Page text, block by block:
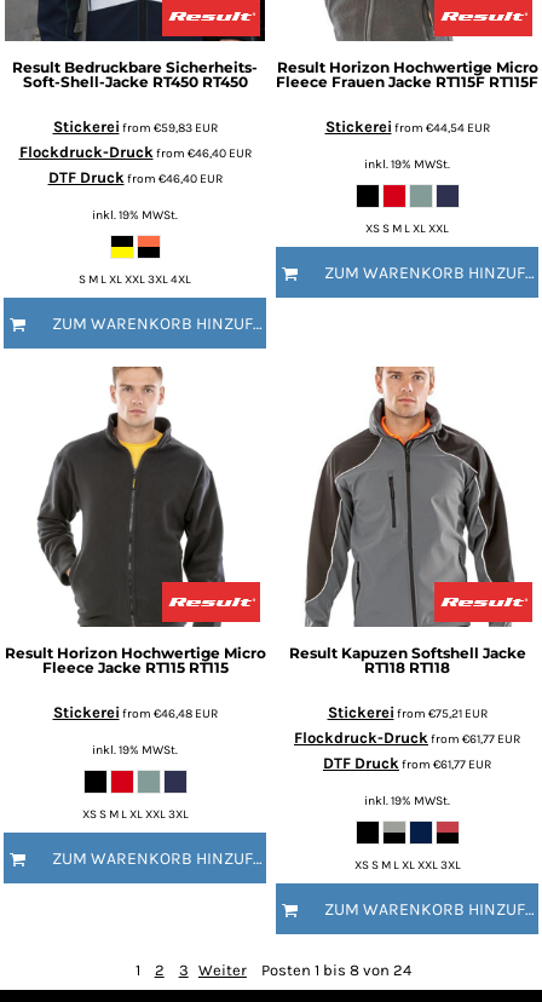
Result Bedruckbare Sicherheits-
Soft-Shell-Jacke RT450 RT450
Stickerei from €59,83 EUR
Flockdruck-Druckfrom €46,40 EUR
DTF Druckfrom €46,40 EUR
inkl. 19% MWSt.
S M L XL XXL 3XL 4XL
ZUM WARENKORB HINZUFÜGEN
Result Horizon Hochwertige Micro
Fleece Frauen Jacke RT115F RT115F
Stickerei from €44,54 EUR
inkl. 19% MWSt.
XS S M L XL XXL
ZUM WARENKORB HINZUFÜGEN
Result Horizon Hochwertige Micro
Fleece Jacke RT115 RT115
Stickerei from €46,48 EUR
inkl. 19% MWSt.
XS S M L XL XXL 3XL
ZUM WARENKORB HINZUFÜGEN
Result Kapuzen Softshell Jacke
RT118 RT118
Stickerei from €75,21 EUR
Flockdruck-Druckfrom €61,77 EUR
DTF Druckfrom €61,77 EUR
inkl. 19% MWSt.
XS S M L XL XXL 3XL
ZUM WARENKORB HINZUFÜGEN
1 2 3 Weiter Posten 1 bis 8 von 24